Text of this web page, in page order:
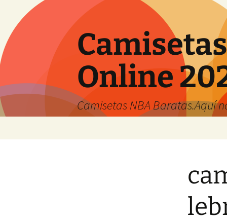
Online
Camisetas NBA Baratas.Aquí